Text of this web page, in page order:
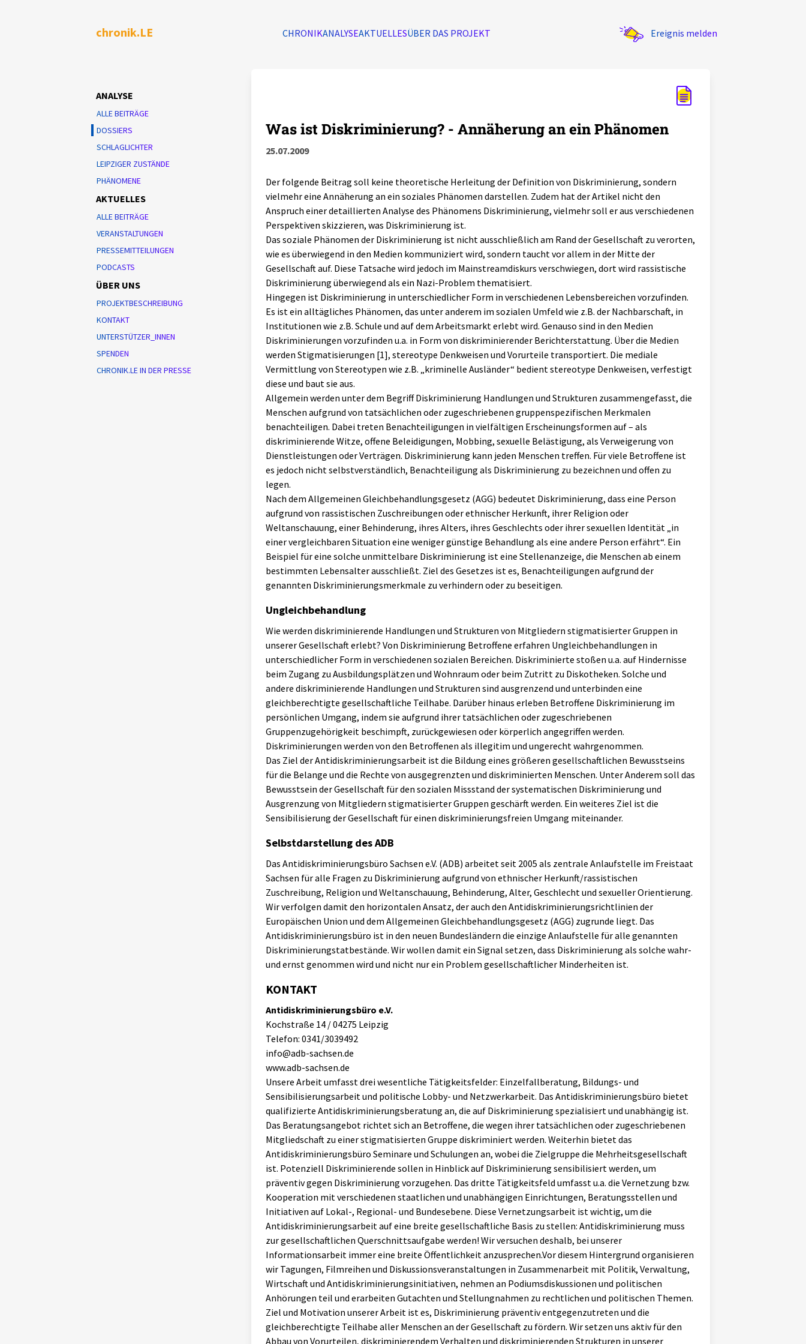
chronik.LE CHRONIKANALYSEAKTUELLESÜBER DAS PROJEKT Ereignis melden
ANALYSE
ALLE BEITRÄGE
DOSSIERS
SCHLAGLICHTER
LEIPZIGER ZUSTÄNDE
PHÄNOMENE
AKTUELLES
ALLE BEITRÄGE
VERANSTALTUNGEN
PRESSEMITTEILUNGEN
PODCASTS
ÜBER UNS
PROJEKTBESCHREIBUNG
KONTAKT
UNTERSTÜTZER_INNEN
SPENDEN
CHRONIK.LE IN DER PRESSE
Was ist Diskriminierung? - Annäherung an ein Phänomen
25.07.2009
Der folgende Beitrag soll keine theoretische Herleitung der Definition von Diskriminierung, sondern
vielmehr eine Annäherung an ein soziales Phänomen darstellen. Zudem hat der Artikel nicht den
Anspruch einer detaillierten Analyse des Phänomens Diskriminierung, vielmehr soll er aus verschiedenen
Perspektiven skizzieren, was Diskriminierung ist.
Das soziale Phänomen der Diskriminierung ist nicht ausschließlich am Rand der Gesellschaft zu verorten,
wie es überwiegend in den Medien kommuniziert wird, sondern taucht vor allem in der Mitte der
Gesellschaft auf. Diese Tatsache wird jedoch im Mainstreamdiskurs verschwiegen, dort wird rassistische
Diskriminierung überwiegend als ein Nazi-Problem thematisiert.
Hingegen ist Diskriminierung in unterschiedlicher Form in verschiedenen Lebensbereichen vorzufinden.
Es ist ein alltägliches Phänomen, das unter anderem im sozialen Umfeld wie z.B. der Nachbarschaft, in
Institutionen wie z.B. Schule und auf dem Arbeitsmarkt erlebt wird. Genauso sind in den Medien
Diskriminierungen vorzufinden u.a. in Form von diskriminierender Berichterstattung. Über die Medien
werden Stigmatisierungen [1], stereotype Denkweisen und Vorurteile transportiert. Die mediale
Vermittlung von Stereotypen wie z.B. „kriminelle Ausländer“ bedient stereotype Denkweisen, verfestigt
diese und baut sie aus.
Allgemein werden unter dem Begriff Diskriminierung Handlungen und Strukturen zusammengefasst, die
Menschen aufgrund von tatsächlichen oder zugeschriebenen gruppenspezifischen Merkmalen
benachteiligen. Dabei treten Benachteiligungen in vielfältigen Erscheinungsformen auf – als
diskriminierende Witze, offene Beleidigungen, Mobbing, sexuelle Belästigung, als Verweigerung von
Dienstleistungen oder Verträgen. Diskriminierung kann jeden Menschen treffen. Für viele Betroffene ist
es jedoch nicht selbstverständlich, Benachteiligung als Diskriminierung zu bezeichnen und offen zu
legen.
Nach dem Allgemeinen Gleichbehandlungsgesetz (AGG) bedeutet Diskriminierung, dass eine Person
aufgrund von rassistischen Zuschreibungen oder ethnischer Herkunft, ihrer Religion oder
Weltanschauung, einer Behinderung, ihres Alters, ihres Geschlechts oder ihrer sexuellen Identität „in
einer vergleichbaren Situation eine weniger günstige Behandlung als eine andere Person erfährt“. Ein
Beispiel für eine solche unmittelbare Diskriminierung ist eine Stellenanzeige, die Menschen ab einem
bestimmten Lebensalter ausschließt. Ziel des Gesetzes ist es, Benachteiligungen aufgrund der
genannten Diskriminierungsmerkmale zu verhindern oder zu beseitigen.
Ungleichbehandlung
Wie werden diskriminierende Handlungen und Strukturen von Mitgliedern stigmatisierter Gruppen in
unserer Gesellschaft erlebt? Von Diskriminierung Betroffene erfahren Ungleichbehandlungen in
unterschiedlicher Form in verschiedenen sozialen Bereichen. Diskriminierte stoßen u.a. auf Hindernisse
beim Zugang zu Ausbildungsplätzen und Wohnraum oder beim Zutritt zu Diskotheken. Solche und
andere diskriminierende Handlungen und Strukturen sind ausgrenzend und unterbinden eine
gleichberechtigte gesellschaftliche Teilhabe. Darüber hinaus erleben Betroffene Diskriminierung im
persönlichen Umgang, indem sie aufgrund ihrer tatsächlichen oder zugeschriebenen
Gruppenzugehörigkeit beschimpft, zurückgewiesen oder körperlich angegriffen werden.
Diskriminierungen werden von den Betroffenen als illegitim und ungerecht wahrgenommen.
Das Ziel der Antidiskriminierungsarbeit ist die Bildung eines größeren gesellschaftlichen Bewusstseins
für die Belange und die Rechte von ausgegrenzten und diskriminierten Menschen. Unter Anderem soll das
Bewusstsein der Gesellschaft für den sozialen Missstand der systematischen Diskriminierung und
Ausgrenzung von Mitgliedern stigmatisierter Gruppen geschärft werden. Ein weiteres Ziel ist die
Sensibilisierung der Gesellschaft für einen diskriminierungsfreien Umgang miteinander.
Selbstdarstellung des ADB
Das Antidiskriminierungsbüro Sachsen e.V. (ADB) arbeitet seit 2005 als zentrale Anlaufstelle im Freistaat
Sachsen für alle Fragen zu Diskriminierung aufgrund von ethnischer Herkunft/rassistischen
Zuschreibung, Religion und Weltanschauung, Behinderung, Alter, Geschlecht und sexueller Orientierung.
Wir verfolgen damit den horizontalen Ansatz, der auch den Antidiskriminierungsrichtlinien der
Europäischen Union und dem Allgemeinen Gleichbehandlungsgesetz (AGG) zugrunde liegt. Das
Antidiskriminierungsbüro ist in den neuen Bundesländern die einzige Anlaufstelle für alle genannten
Diskriminierungstatbestände. Wir wollen damit ein Signal setzen, dass Diskriminierung als solche wahr-
und ernst genommen wird und nicht nur ein Problem gesellschaftlicher Minderheiten ist.
KONTAKT
Antidiskriminierungsbüro e.V.
Kochstraße 14 / 04275 Leipzig
Telefon: 0341/3039492
info@adb-sachsen.de
www.adb-sachsen.de
Unsere Arbeit umfasst drei wesentliche Tätigkeitsfelder: Einzelfallberatung, Bildungs- und
Sensibilisierungsarbeit und politische Lobby- und Netzwerkarbeit. Das Antidiskriminierungsbüro bietet
qualifizierte Antidiskriminierungsberatung an, die auf Diskriminierung spezialisiert und unabhängig ist.
Das Beratungsangebot richtet sich an Betroffene, die wegen ihrer tatsächlichen oder zugeschriebenen
Mitgliedschaft zu einer stigmatisierten Gruppe diskriminiert werden. Weiterhin bietet das
Antidiskriminierungsbüro Seminare und Schulungen an, wobei die Zielgruppe die Mehrheitsgesellschaft
ist. Potenziell Diskriminierende sollen in Hinblick auf Diskriminierung sensibilisiert werden, um
präventiv gegen Diskriminierung vorzugehen. Das dritte Tätigkeitsfeld umfasst u.a. die Vernetzung bzw.
Kooperation mit verschiedenen staatlichen und unabhängigen Einrichtungen, Beratungsstellen und
Initiativen auf Lokal-, Regional- und Bundesebene. Diese Vernetzungsarbeit ist wichtig, um die
Antidiskriminierungsarbeit auf eine breite gesellschaftliche Basis zu stellen: Antidiskriminierung muss
zur gesellschaftlichen Querschnittsaufgabe werden! Wir versuchen deshalb, bei unserer
Informationsarbeit immer eine breite Öffentlichkeit anzusprechen.Vor diesem Hintergrund organisieren
wir Tagungen, Filmreihen und Diskussionsveranstaltungen in Zusammenarbeit mit Politik, Verwaltung,
Wirtschaft und Antidiskriminierungsinitiativen, nehmen an Podiumsdiskussionen und politischen
Anhörungen teil und erarbeiten Gutachten und Stellungnahmen zu rechtlichen und politischen Themen.
Ziel und Motivation unserer Arbeit ist es, Diskriminierung präventiv entgegenzutreten und die
gleichberechtigte Teilhabe aller Menschen an der Gesellschaft zu fördern. Wir setzen uns aktiv für den
Abbau von Vorurteilen, diskriminierendem Verhalten und diskriminierenden Strukturen in unserer